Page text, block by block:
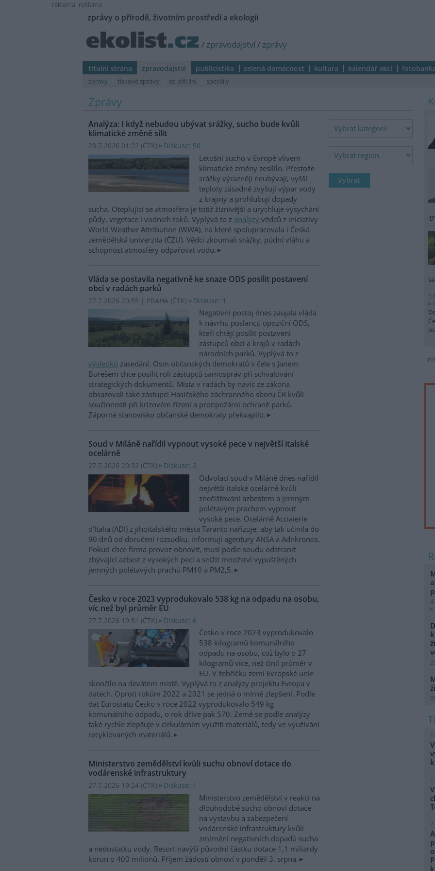
reklama reklama
zprávy o přírodě, životním prostředí a ekologii
/ zpravodajství/ zprávy
titulní strana zpravodajství publicistika zelená domácnost kultura kalendář akcí
zprávy tiskové zprávy co píší jiní speciály
Zprávy
Analýza: I když nebudou ubývat srážky, sucho bude kvůli
klimatické změně sílit
28.7.2026 01:22 (ČTK) Diskuse: 50
Letošní sucho v Evropě vlivem
klimatické změny zesílilo. Přestože
srážky výrazněji neubývají, vyšší
teploty zásadně zvyšují výpar vody
z krajiny a prohlubují dopady
sucha. Oteplující se atmosféra je totiž žíznivější a urychluje vysychání
půdy, vegetace i vodních toků. Vyplývá to z analýzy vědců z iniciativy
World Weather Attribution (WWA), na které spolupracovala i Česká
zemědělská univerzita (ČZU). Vědci zkoumali srážky, půdní vláhu a
schopnost atmosféry odpařovat vodu.
Vláda se postavila negativně ke snaze ODS posílit postavení
obcí v radách parků
27.7.2026 20:55 | PRAHA (ČTK) Diskuse: 1
Negativní postoj dnes zaujala vláda
k návrhu poslanců opoziční ODS,
kteří chtějí posílit postavení
zástupců obcí a krajů v radách
národních parků. Vyplývá to z
výsledků zasedání. Osm občanských demokratů v čele s Janem
Burešem chce posílit roli zástupců samospráv při schvalování
strategických dokumentů. Místa v radách by navíc ze zákona
obsazovali také zástupci Hasičského záchranného sboru ČR kvůli
součinnosti při krizovém řízení a protipožární ochraně parků.
Záporné stanovisko občanské demokraty překvapilo.
Soud v Miláně nařídil vypnout vysoké pece v největší italské
ocelárně
27.7.2026 20:32 (ČTK) Diskuse: 2
Odvolací soud v Miláně dnes nařídil
největší italské ocelárně kvůli
znečišťování azbestem a jemným
polétavým prachem vypnout
vysoké pece. Ocelárně Acciaierie
d’Italia (ADI) z jihoitalského města Taranto nařizuje, aby tak učinila do
90 dnů od doručení rozsudku, informují agentury ANSA a Adnkronos.
Pokud chce firma provoz obnovit, musí podle soudu odstranit
zbývající azbest z vysokých pecí a snížit množství vypuštěných
jemných polétavých prachů PM10 a PM2,5.
Česko v roce 2023 vyprodukovalo 538 kg na odpadu na osobu,
víc než byl průměr EU
27.7.2026 19:51 (ČTK) Diskuse: 6
Česko v roce 2023 vyprodukovalo
538 kilogramů komunálního
odpadu na osobu, což bylo o 27
kilogramů více, než činil průměr v
EU. V žebříčku zemí Evropské unie
skončilo na devátém místě. Vyplývá to z analýzy projektu Evropa v
datech. Oproti rokům 2022 a 2021 se jedná o mírné zlepšení. Podle
dat Eurostatu Česko v roce 2022 vyprodukovalo 549 kg
komunálního odpadu, o rok dříve pak 570. Země se podle analýzy
také rychle zlepšuje v cirkulárním využití materiálů, tedy ve využívání
recyklovaných materiálů.
Ministerstvo zemědělství kvůli suchu obnoví dotace do
vodárenské infrastruktury
27.7.2026 19:24 (ČTK) Diskuse: 1
Ministerstvo zemědělství v reakci na
dlouhodobé sucho obnoví dotace
na výstavbu a zabezpečení
vodárenské infrastruktury kvůli
zmírnění negativních dopadů sucha
a nedostatku vody. Resort navýší původní částku dotace 1,1 miliardy
korun o 400 milionů. Příjem žádostí obnoví v pondělí 3. srpna.